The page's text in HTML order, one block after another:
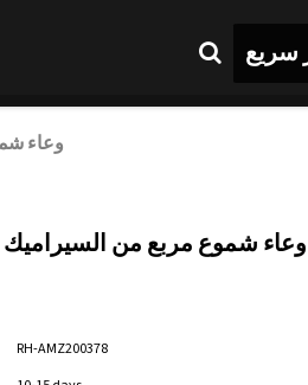
سريع
وعاء
وعاء شموع مربع من السيراميك
RH-AMZ200378